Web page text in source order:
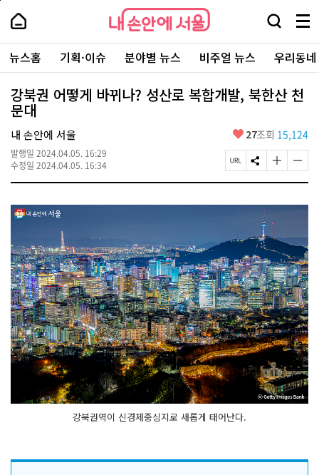
본
로
가
내
손
안
에
서
울
-
서
울
시
대
표
소
통
포
내
손
에
울
검
창
열
기
메
뉴
전
체
보
기
주
요
서
뉴스홈 기획·이슈 분야별 뉴스 비주얼 뉴스 우리동
강북권 어떻게 바뀌나? 성산로 복합개발, 북한산 천
문대
내 손안에 서울
발행일 2024.04.05. 16:29
수정일 2024.04.05. 16:34
좋
요
27조회 15,124
페
이
U
복
사
S
N
공
유
하
기
글
자
기
변
경
하
기
글
자
기
작
변
경
하
기
강북권역이 신경제중심지로 새롭게 태어난다.
페
상
단
로